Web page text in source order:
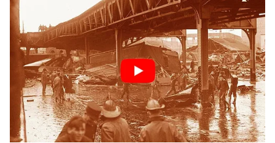
LATEST VIDEOS
Dilip Ghosh: 'কেউ তৃণমূলীদের দলে নিলে
সে সাসপেন্ড হবে', বিজেপি নেতাদের কড়া
বার্তা দিলীপের
Suvendu Adhikari: ভবানীপুরের গুরুদ্বারে